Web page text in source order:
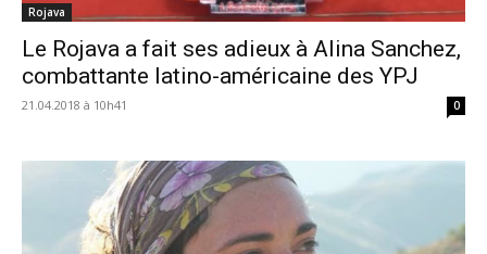
Rojava
Le Rojava a fait ses adieux à Alina Sanchez,
combattante latino-américaine des YPJ
21.04.2018 à 10h41 0